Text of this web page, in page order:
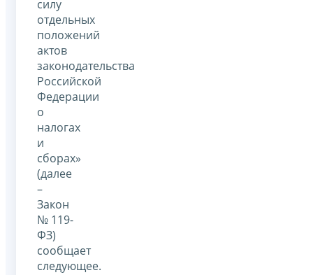
силу
отдельных
положений
актов
законодательства
Российской
Федерации
о
налогах
и
сборах»
(далее
–
Закон
№ 119-
ФЗ)
сообщает
следующее.